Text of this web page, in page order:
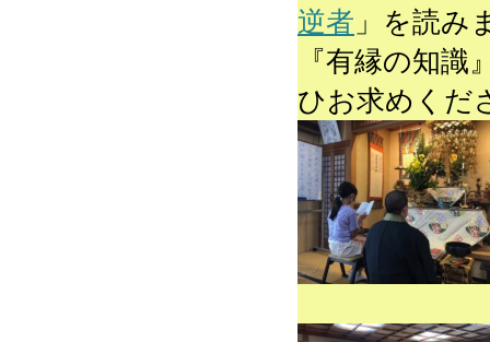
逆者 」を読み
『有縁の知識
ひお求めくだ